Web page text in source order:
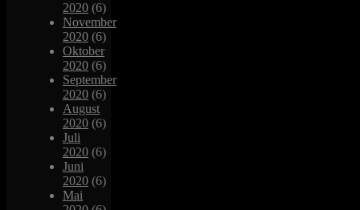
2020 (6)
November
2020 (6)
Oktober
2020 (6)
September
2020 (6)
August
2020 (6)
Juli
2020 (6)
Juni
2020 (6)
Mai